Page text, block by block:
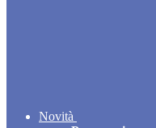
Novità